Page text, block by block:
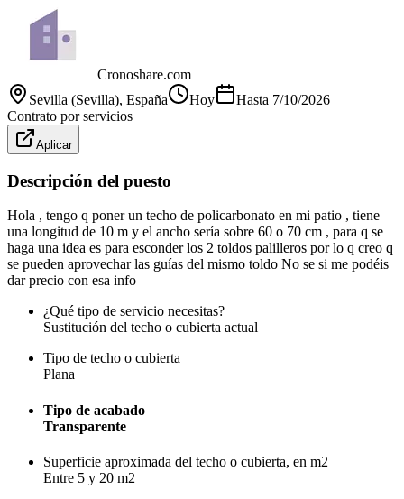
Cronoshare.com
Sevilla (Sevilla), España Hoy Hasta 7/10/2026
Contrato por servicios
Aplicar
Descripción del puesto
Hola , tengo q poner un techo de policarbonato en mi patio , tiene
una longitud de 10 m y el ancho sería sobre 60 o 70 cm , para q se
haga una idea es para esconder los 2 toldos palilleros por lo q creo q
se pueden aprovechar las guías del mismo toldo No se si me podéis
dar precio con esa info
¿Qué tipo de servicio necesitas?
Sustitución del techo o cubierta actual
Tipo de techo o cubierta
Plana
Tipo de acabado
Transparente
Superficie aproximada del techo o cubierta, en m2
Entre 5 y 20 m2